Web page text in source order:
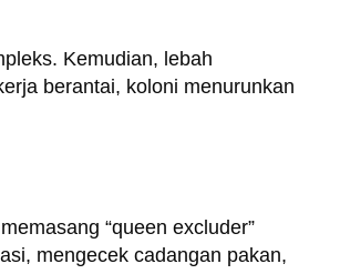
Kemudian, lebah
berantai, koloni menurunkan
“queen excluder”
mengecek cadangan pakan,